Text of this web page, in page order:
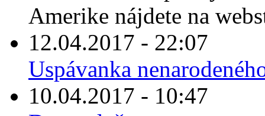
Amerike nájdete na
12.04.2017 - 22:07
Uspávanka
10.04.2017 - 10:47